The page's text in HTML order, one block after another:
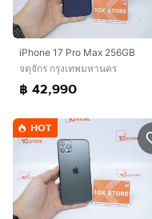
iPhone 17 Pro Max 256GB
จตุจักร กรุงเทพมหานคร
฿ 42,990
HOT